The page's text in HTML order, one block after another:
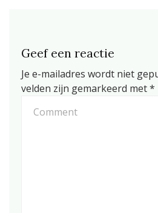
Geef een reactie
Je e-mailadres wordt niet
velden zijn gemarkeerd met*